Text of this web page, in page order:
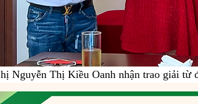
Nguyễn Thị Kiều Oanh nhận trao giải từ